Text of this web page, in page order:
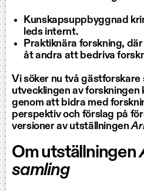
Kunskapsuppbyggnad
leds internt.
Praktiknära forskning,
åt andra att bedriva
Vi söker nu två gästforskare
utvecklingen av forskningen
genom att bidra med
perspektiv och förslag på
versioner av utställningen
Om utställningen
samling